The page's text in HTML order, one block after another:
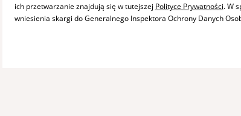
ich przetwarzanie znajdują się w tutejszej Polityce Prywatności. W
wniesienia skargi do Generalnego Inspektora Ochrony Danych